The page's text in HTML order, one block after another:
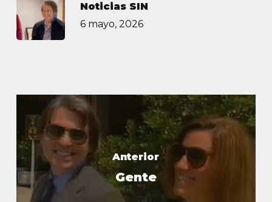
Noticias SIN
6 mayo, 2026
Anterior
Gente